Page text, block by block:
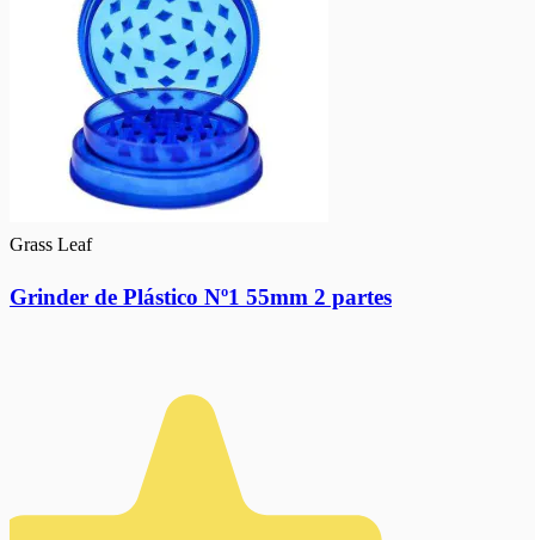
Grass Leaf
Grinder de Plástico Nº1 55mm 2 partes